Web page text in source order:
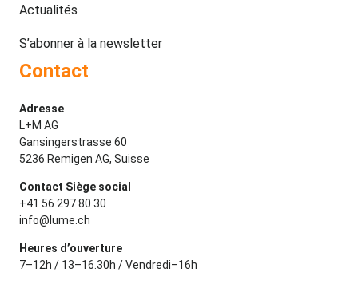
Actualités
S’abonner à la newsletter
Contact
Adresse
L+M AG
Gansingerstrasse 60
5236 Remigen AG, Suisse
Contact Siège social
+41 56 297 80 30
info@lume.ch
Heures d’ouverture
7–12h / 13–16.30h / Vendredi–16h